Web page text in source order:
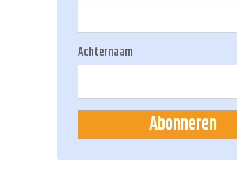
Achternaam
Abonneren